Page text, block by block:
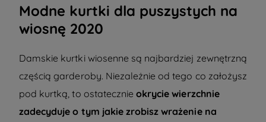
Modne kurtki dla puszystych na
wiosnę 2020
Damskie kurtki wiosenne są najbardziej zewnętrzną
częścią garderoby. Niezależnie od tego co założysz
pod kurtką, to ostatecznieokrycie wierzchnie
zadecyduje o tym jakie zrobisz wrażenie na